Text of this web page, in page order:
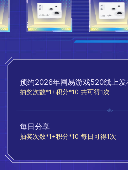
恭喜
快**6获得《遗忘
恭喜
***4获得 《遗忘
恭喜快**5获得50
恭喜快**9获得50
恭喜
快**9 获得
《倩女幽魂
恭喜阿**5获得《星际猎人》主
恭喜痛**郁获得《率土之滨》
恭喜好**2获得《遗
《倩女幽魂手
《倩女幽魂
《倩女幽魂手
恭喜听**风获得《倩女幽魂
恭喜D**R获得《倩女幽魂
预约2026年网易游戏520线上发
抽奖次数*1+积分*10 共可得1次
每日分享
抽奖次数*1+积分*10 每日可得1次